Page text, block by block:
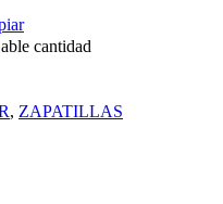
cantidad
, ZAPATILLAS